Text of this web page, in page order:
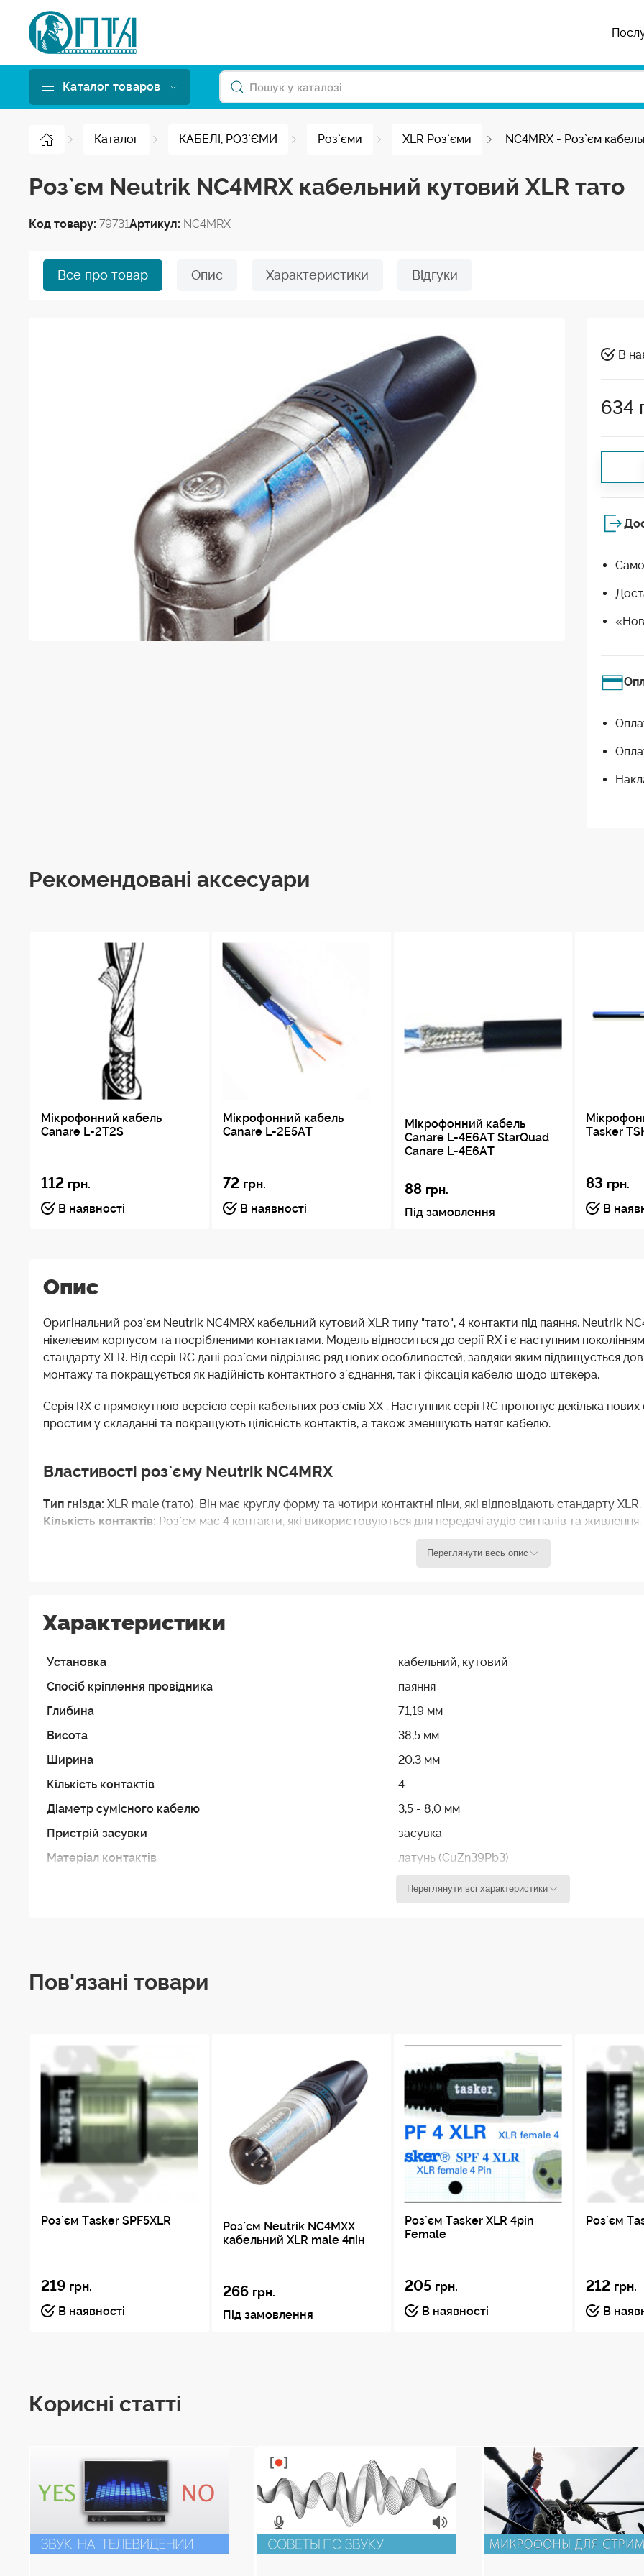
Каталог товаров
Каталог КАБЕЛІ, РОЗ`ЄМИ Роз`єми XLR Роз`єми NC4MRX - Роз`єм
Роз`єм Neutrik NC4MRX кабельний кутовий XLR тато
Код товару: 79731Артикул: NC4MRX
Все про товар Опис Характеристики Відгуки
В
634
Рекомендовані аксесуари
Мікрофонний кабель
Canare L-2T2S
112 грн.
В наявності
Мікрофонний кабель
Canare L-2E5AT
72 грн.
В наявності
Мікрофонний кабель
Canare L-4E6AT StarQuad
Canare L-4E6AT
88 грн.
Під замовлення
Tasker
83 грн.
В
Опис
Оригінальний роз`єм Neutrik NC4MRX кабельний кутовий XLR типу "тато", 4 контакти під паяння. Neutrik
нікелевим корпусом та посрібленими контактами. Модель відноситься до серії RX і є наступним
стандарту XLR. Від серії RC дані роз`єми відрізняє ряд нових особливостей, завдяки яким підвищується
монтажу та покращується як надійність контактного з`єднання, так і фіксація кабелю щодо штекера.
Серія RX є прямокутною версією серії кабельних роз`ємів XX . Наступник серії RC пропонує декілька
простим у складанні та покращують цілісність контактів, а також зменшують натяг кабелю.
Властивості роз`єму Neutrik NC4MRX
Тип гнізда: XLR male (тато). Він має круглу форму та чотири контактні піни, які відповідають стандарту XLR.
Кількість контактів: Роз`єм має 4 контакти, які використовуються для передачі аудіо сигналів та живлення.
Сумісність:Цей роз`єм сумісний з іншими стандартними XLR роз`ємами, дозволяючи використовувати
Популярність:
Кабельні кутові роз`єми XLR, такі як NC4MRX, є популярним вибором для професійних
Переглянути весь опис
Характеристики
Установка
кабельний, кутовий
Спосіб кріплення провідника
паяння
Глибина
71,19 мм
Висота
38,5 мм
Ширина
20.3 мм
Кількість контактів
4
Діаметр сумісного кабелю
3,5 - 8,0 мм
Пристрій засувки
засувка
Матеріал контактів
латунь (CuZn39Pb3)
сплав цинку (ZnAl4Cu1)
Тримач кабелю
Ємність між контактами
Контактний опір
? 3 мОм
Діелектрична міцність
1,5 кВ постійного струму
Опір ізоляції
> 2 ГОм (початковий)
Номінальний струм на контакт
10 А
Номінальна напруга
< 50 В
Переглянути всі характеристики
Пов'язані товари
Роз`єм Tasker SPF5XLR
219 грн.
В наявності
Роз`єм Neutrik NC4MXX
кабельний XLR male 4пін
266 грн.
Під замовлення
Роз`єм Tasker XLR 4pin
Female
205 грн.
В наявності
Роз`єм
212 грн.
В
Корисні статті